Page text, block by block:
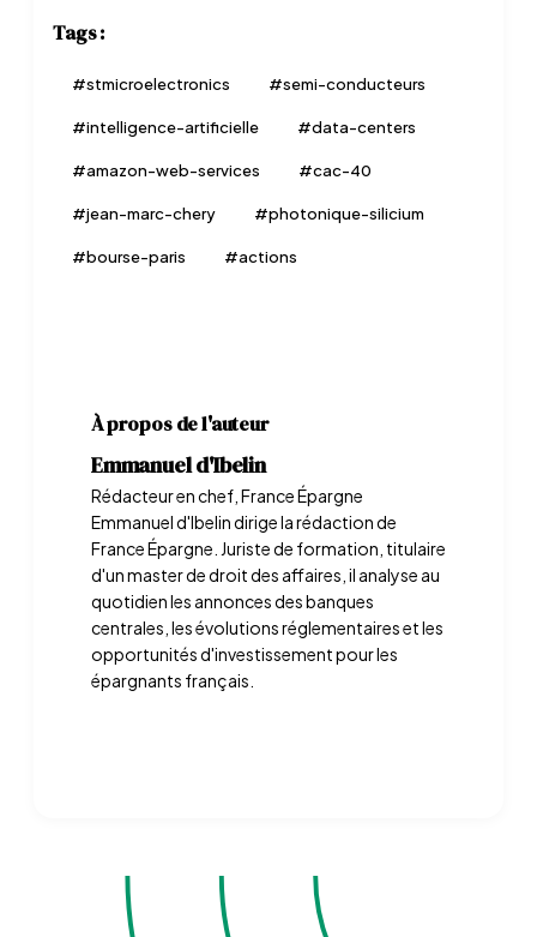
Tags :
#stmicroelectronics #semi-conducteurs
#intelligence-artificielle #data-centers
#amazon-web-services #cac-40
#jean-marc-chery #photonique-silicium
#bourse-paris #actions
À propos de l'auteur
Emmanuel d'Ibelin
Rédacteur en chef, France Épargne
Emmanuel d'Ibelin dirige la rédaction de
France Épargne. Juriste de formation, titulaire
d'un master de droit des affaires, il analyse au
quotidien les annonces des banques
centrales, les évolutions réglementaires et les
opportunités d'investissement pour les
épargnants français.